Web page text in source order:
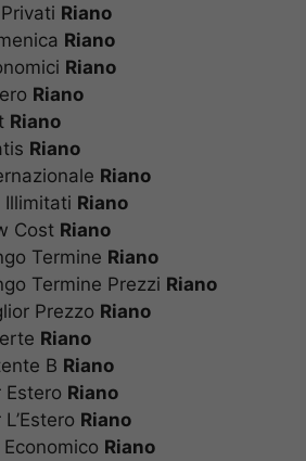
PrivatiRiano
Riano
Riano
Riano
Riano
Riano
Riano
IllimitatiRiano
CostRiano
TermineRiano
Termine PrezziRiano
PrezzoRiano
Riano
BRiano
EsteroRiano
L’EsteroRiano
EconomicoRiano